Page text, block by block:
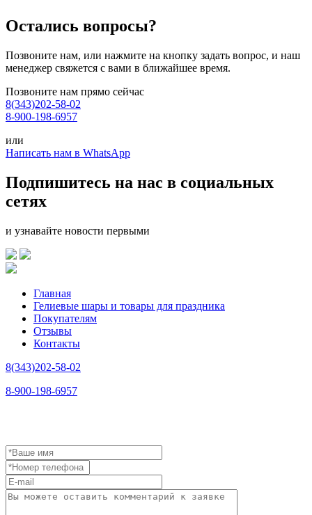
Остались вопросы?
Позвоните нам, или нажмите на кнопку задать вопрос, и наш
менеджер свяжется с вами в ближайшее время.
Позвоните нам прямо сейчас
8(343)202-58-02
8-900-198-6957
или
Написать нам в WhatsApp
Подпишитесь на нас в социальных
сетях
и узнавайте новости первыми
Главная
Гелиевые шары и товары для праздника
Покупателям
Отзывы
Контакты
8(343)202-58-02
8-900-198-6957